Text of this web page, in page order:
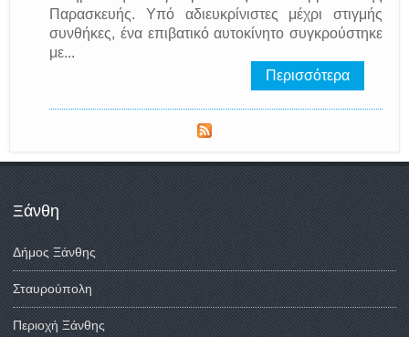
Παρασκευής. Υπό αδιευκρίνιστες μέχρι στιγμής
συνθήκες, ένα επιβατικό αυτοκίνητο συγκρούστηκε
με...
Περισσότερα
Ξάνθη
Δήμος Ξάνθης
Σταυρούπολη
Περιοχή Ξάνθης